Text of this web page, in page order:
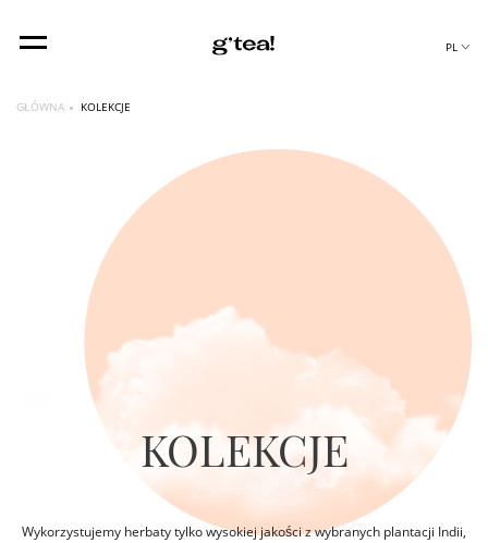
PL
GŁÓWNA KOLEKCJE
KOLEKCJE
Wykorzystujemy herbaty tylko wysokiej jakości z wybranych plantacji Indii,